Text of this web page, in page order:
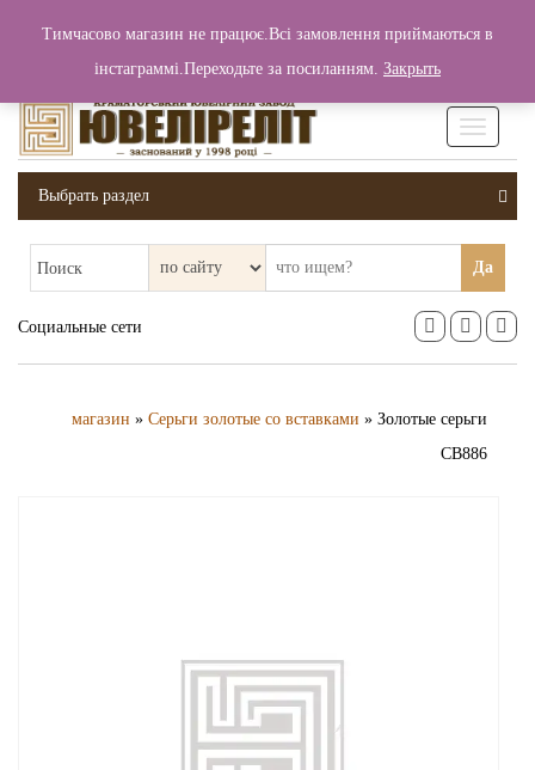
Вход / Регистрация 0 грн.
Выбрать раздел
Поиск Да
Социальные сети
магазин » Серьги золотые со вставками » Золотые серьги
СВ886
Тимчасово магазин не працює.Всі замовлення приймаються в
інстаграммі.Переходьте за посиланням. Закрыть